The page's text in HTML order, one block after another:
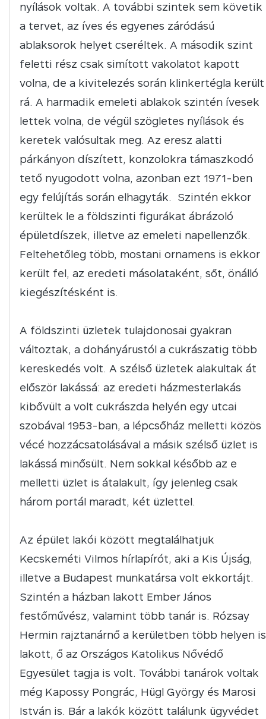
nyílások voltak. A további szintek sem követik
a tervet, az íves és egyenes záródású
ablaksorok helyet cseréltek. A második szint
feletti rész csak simított vakolatot kapott
volna, de a kivitelezés során klinkertégla került
rá. A harmadik emeleti ablakok szintén ívesek
lettek volna, de végül szögletes nyílások és
keretek valósultak meg. Az eresz alatti
párkányon díszített, konzolokra támaszkodó
tető nyugodott volna, azonban ezt 1971-ben
egy felújítás során elhagyták. Szintén ekkor
kerültek le a földszinti figurákat ábrázoló
épületdíszek, illetve az emeleti napellenzők.
Feltehetőleg több, mostani ornamens is ekkor
került fel, az eredeti másolataként, sőt, önálló
kiegészítésként is.
A földszinti üzletek tulajdonosai gyakran
változtak, a dohányárustól a cukrászatig több
kereskedés volt. A szélső üzletek alakultak át
először lakássá: az eredeti házmesterlakás
kibővült a volt cukrászda helyén egy utcai
szobával 1953-ban, a lépcsőház melletti közös
vécé hozzácsatolásával a másik szélső üzlet is
lakássá minősült. Nem sokkal később az e
melletti üzlet is átalakult, így jelenleg csak
három portál maradt, két üzlettel.
Az épület lakói között megtalálhatjuk
Kecskeméti Vilmos hírlapírót, aki a Kis Újság,
illetve a Budapest munkatársa volt ekkortájt.
Szintén a házban lakott Ember János
festőművész, valamint több tanár is. Rózsay
Hermin rajztanárnő a kerületben több helyen is
lakott, ő az Országos Katolikus Nővédő
Egyesület tagja is volt. További tanárok voltak
még Kapossy Pongrác, Hügl György és Marosi
István is. Bár a lakók között találunk ügyvédet